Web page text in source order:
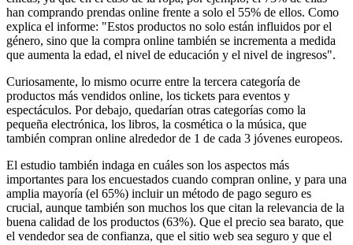
han comprando prendas online frente a solo el 55% de ellos. Como
explica el informe: "Estos productos no solo están influidos por el
género, sino que la compra online también se incrementa a medida
que aumenta la edad, el nivel de educación y el nivel de ingresos".
Curiosamente, lo mismo ocurre entre la tercera categoría de
productos más vendidos online, los tickets para eventos y
espectáculos. Por debajo, quedarían otras categorías como la
pequeña electrónica, los libros, la cosmética o la música, que
también compran online alrededor de 1 de cada 3 jóvenes europeos.
El estudio también indaga en cuáles son los aspectos más
importantes para los encuestados cuando compran online, y para una
amplia mayoría (el 65%) incluir un método de pago seguro es
crucial, aunque también son muchos los que citan la relevancia de la
buena calidad de los productos (63%). Que el precio sea barato, que
el vendedor sea de confianza, que el sitio web sea seguro y que el